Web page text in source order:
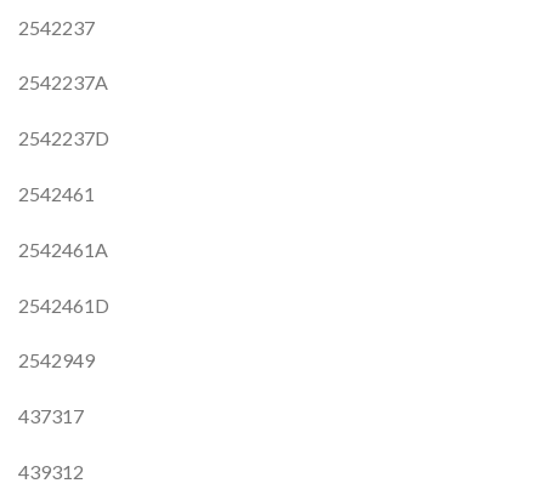
2542237
2542237A
2542237D
2542461
2542461A
2542461D
2542949
437317
439312